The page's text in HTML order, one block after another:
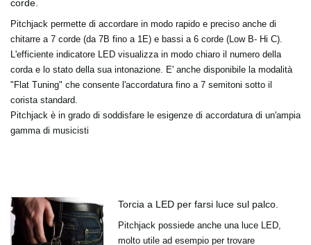
corde.
Pitchjack permette di accordare in modo rapido e preciso anche di
chitarre a 7 corde (da 7B fino a 1E) e bassi a 6 corde (Low B- Hi C).
L'efficiente indicatore LED visualizza in modo chiaro il numero della
corda e lo stato della sua intonazione. E' anche disponibile la modalità
"Flat Tuning" che consente l'accordatura fino a 7 semitoni sotto il
corista standard.
Pitchjack è in grado di soddisfare le esigenze di accordatura di un'ampia
gamma di musicisti
Torcia a LED per farsi luce sul palco.
Pitchjack possiede anche una luce LED,
molto utile ad esempio per trovare